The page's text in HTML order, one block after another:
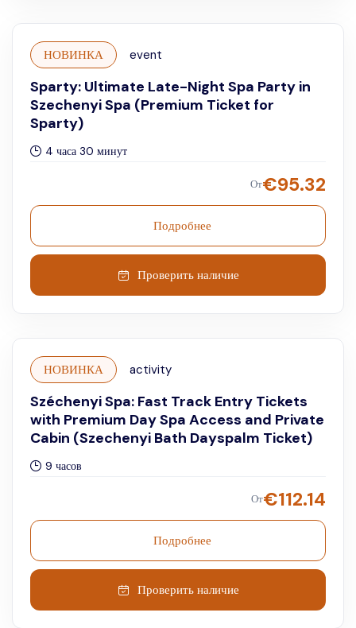
НОВИНКА event
Sparty: Ultimate Late-Night Spa Party in
Szechenyi Spa (Premium Ticket for
Sparty)
4 часа 30 минут
От€95.32
Подробнее
Проверить наличие
НОВИНКА activity
Széchenyi Spa: Fast Track Entry Tickets
with Premium Day Spa Access and Private
Cabin (Szechenyi Bath Dayspalm Ticket)
9 часов
От€112.14
Подробнее
Проверить наличие